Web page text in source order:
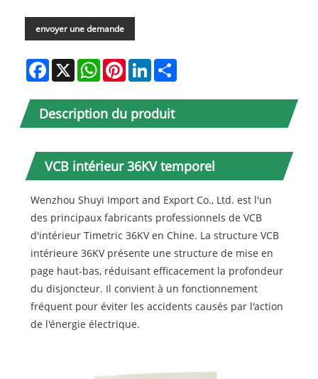
envoyer une demande
Facebook
X WhatsAppPinterestLinkedIn
Description du produit
VCB intérieur 36KV temporel
Wenzhou Shuyi Import and Export Co., Ltd. est l'un
des principaux fabricants professionnels de VCB
d'intérieur Timetric 36KV en Chine. La structure VCB
intérieure 36KV présente une structure de mise en
page haut-bas, réduisant efficacement la profondeur
du disjoncteur. Il convient à un fonctionnement
fréquent pour éviter les accidents causés par l'action
de l'énergie électrique.